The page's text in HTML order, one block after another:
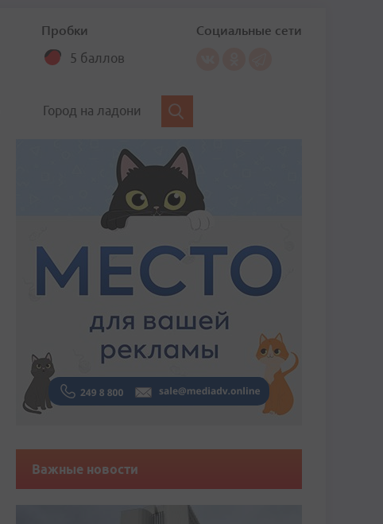
Пробки
5 баллов
Социальные сети
Город на ладони
Важные новости